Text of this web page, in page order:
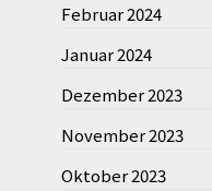
Februar 2024
Januar 2024
Dezember 2023
November 2023
Oktober 2023